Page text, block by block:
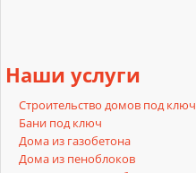
Наши услуги
Строительство домов под ключ
Бани под ключ
Дома из газобетона
Дома из пеноблоков